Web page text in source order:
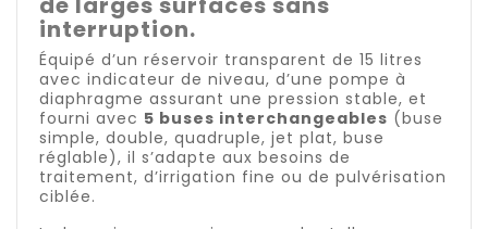
interruption.
Équipé d’un réservoir transparent de 15 litres
avec indicateur de niveau, d’une pompe à
diaphragme assurant une pression stable, et
fourni avec 5 buses interchangeables (buse
simple, double, quadruple, jet plat, buse
réglable), il s’adapte aux besoins de
traitement, d’irrigation fine ou de pulvérisation
ciblée.